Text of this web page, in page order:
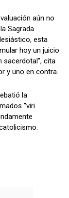
aún no
Sagrada
esta
hoy un juicio
sacerdotal", cita
y uno en contra.
la
"viri